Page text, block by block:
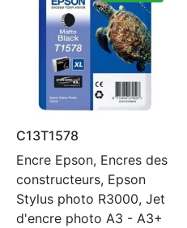
C13T1578
Encre Epson, Encres des
constructeurs, Epson
Stylus photo R3000, Jet
d'encre photo A3 - A3+